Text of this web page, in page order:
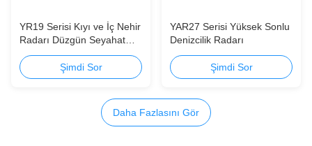
YR19 Serisi Kıyı ve İç Nehir
Radarı Düzgün Seyahat
Deneyimleri
Şimdi Sor
YAR27 Serisi Yüksek Sonlu
Denizcilik Radarı
Şimdi Sor
Daha Fazlasını Gör